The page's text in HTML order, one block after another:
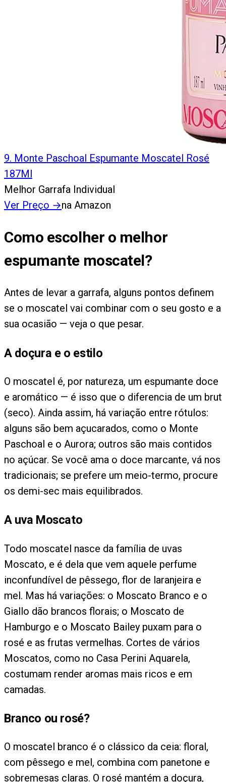
9. Monte Paschoal Espumante Moscatel Rosé
187Ml
Melhor Garrafa Individual
Ver Preço →na Amazon
Como escolher o melhor
espumante moscatel?
Antes de levar a garrafa, alguns pontos definem
se o moscatel vai combinar com o seu gosto e a
sua ocasião — veja o que pesar.
A doçura e o estilo
O moscatel é, por natureza, um espumante doce
e aromático — é isso que o diferencia de um brut
(seco). Ainda assim, há variação entre rótulos:
alguns são bem açucarados, como o Monte
Paschoal e o Aurora; outros são mais contidos
no açúcar. Se você ama o doce marcante, vá nos
tradicionais; se prefere um meio-termo, procure
os demi-sec mais equilibrados.
A uva Moscato
Todo moscatel nasce da família de uvas
Moscato, e é dela que vem aquele perfume
inconfundível de pêssego, flor de laranjeira e
mel. Mas há variações: o Moscato Branco e o
Giallo dão brancos florais; o Moscato de
Hamburgo e o Moscato Bailey puxam para o
rosé e as frutas vermelhas. Cortes de vários
Moscatos, como no Casa Perini Aquarela,
costumam render aromas mais ricos e em
camadas.
Branco ou rosé?
O moscatel branco é o clássico da ceia: floral,
com pêssego e mel, combina com panetone e
sobremesas claras. O rosé mantém a doçura,